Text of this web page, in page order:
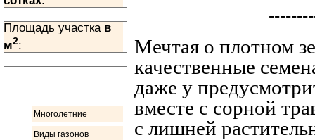
Площадь участка в
м2:
Многолетние
Виды газонов
Мечтая о плотном
качественные
даже у
вместе с сорной
с лишней